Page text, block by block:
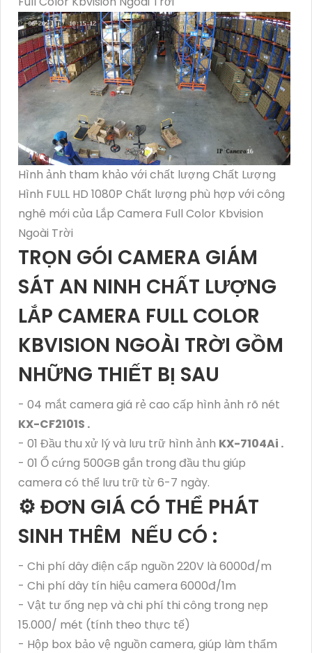
Hình ảnh tham khảo với chất lượng Chất Lượng
Hình FULL HD 1080P Chất lượng phù hợp với công
nghê mới của Lắp Camera Full Color Kbvision
Ngoài Trời
TRỌN GÓI CAMERA GIÁM
SÁT AN NINH CHẤT LƯỢNG
LẮP CAMERA FULL COLOR
KBVISION NGOÀI TRỜI GỒM
NHỮNG THIẾT BỊ SAU
- 04 mắt camera giá rẻ cao cấp hình ảnh rõ nét
KX-CF2101S .
- 01 Đầu thu xử lý và lưu trữ hình ảnh KX-7104Ai .
- 01 Ổ cứng 500GB gắn trong đầu thu giúp
camera có thể lưu trữ từ 6-7 ngày.
⚙ ĐƠN GIÁ CÓ THỂ PHÁT
SINH THÊM NẾU CÓ :
- Chi phí dây điện cấp nguồn 220V là 6000đ/m
- Chi phí dây tín hiệu camera 6000đ/1m
- Vật tư ống nẹp và chi phí thi công trong nẹp
15.000/ mét (tính theo thực tế)
- Hộp box bảo vệ nguồn camera, giúp làm thẩm